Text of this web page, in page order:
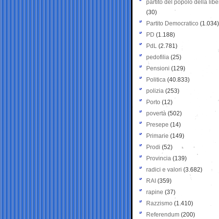
partito del popolo della
(30)
Partito Democratico (1.034)
PD (1.188)
PdL (2.781)
pedofilia (25)
Pensioni (129)
Politica (40.833)
polizia (253)
Porto (12)
povertà (502)
Presepe (14)
Primarie (149)
Prodi (52)
Provincia (139)
radici e valori (3.682)
RAI (359)
rapine (37)
Razzismo (1.410)
Referendum (200)